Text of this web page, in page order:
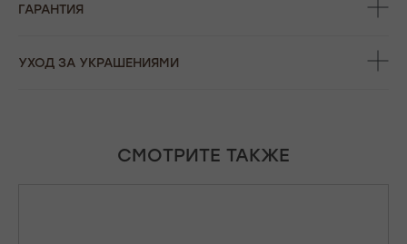
ГАРАНТИЯ
УХОД ЗА УКРАШЕНИЯМИ
СМОТРИТЕ ТАКЖЕ